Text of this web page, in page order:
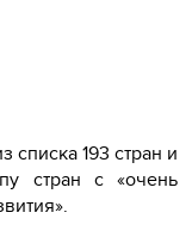
списка 193 стран и
стран с «очень